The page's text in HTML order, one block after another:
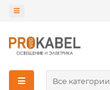
Все категории